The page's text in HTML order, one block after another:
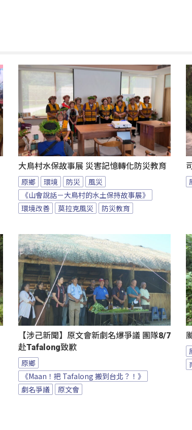
大鳥村水保故事展 災害記憶轉化防災教育
原鄉 環境 防災
風災
《山會說話－大鳥村的水土保持故事展》
環境改善
莫拉克風災 防災教育
【涉己新聞】原文會新劇名爆爭議 團隊8/7
赴Tafalong致歉
原鄉
《Maan！把 Tafalong 搬到台北？！》
劇名爭議
原文會